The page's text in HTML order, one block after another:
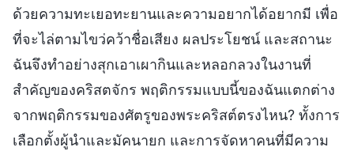
ด้วยความทะเยอทะยานและความอยากได้อยากมี เพื่อ
ที่จะไล่ตามไขว่คว้าชื่อเสียง ผลประโยชน์ และสถานะ
ฉันจึงทำอย่างสุกเอาเผากินและหลอกลวงในงานที่
สำคัญของคริสตจักร พฤติกรรมแบบนี้ของฉันแตกต่าง
จากพฤติกรรมของศัตรูของพระคริสต์ตรงไหน? ทั้งการ
เลือกตั้งผู้นำและมัคนายก และการจัดหาคนที่มีความ